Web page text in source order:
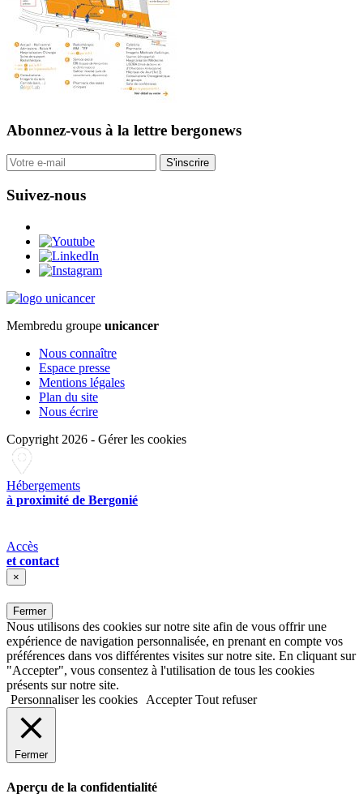
Abonnez-vous à la lettre bergonews
S'inscrire
Suivez-nous
Membredu groupe unicancer
Nous connaître
Espace presse
Mentions légales
Plan du site
Nous écrire
Copyright 2026 - Gérer les cookies
Hébergements
à proximité de Bergonié
Accès
et contact
×
Fermer
Nous utilisons des cookies sur notre site afin de vous offrir une
expérience de navigation personnalisée, en prenant en compte vos
préférences dans vos différentes visites sur notre site. En cliquant sur
"Accepter", vous consentez à l'utilisation de tous les cookies
présents sur notre site.
Personnaliser les cookies
Accepter Tout refuser
Fermer
Aperçu de la confidentialité